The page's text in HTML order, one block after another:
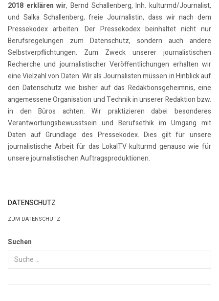
2018 erklären wir, Bernd Schallenberg, Inh. kulturmd/Journalist,
und Salka Schallenberg, freie Journalistin, dass wir nach dem
Pressekodex arbeiten. Der Pressekodex beinhaltet nicht nur
Berufsregelungen zum Datenschutz, sondern auch andere
Selbstverpflichtungen. Zum Zweck unserer journalistischen
Recherche und journalistischer Veröffentlichungen erhalten wir
eine Vielzahl von Daten. Wir als Journalisten müssen in Hinblick auf
den Datenschutz wie bisher auf das Redaktionsgeheimnis, eine
angemessene Organisation und Technik in unserer Redaktion bzw.
in den Büros achten. Wir praktizieren dabei besonderes
Verantwortungsbewusstsein und Berufsethik im Umgang mit
Daten auf Grundlage des Pressekodex. Dies gilt für unsere
journalistische Arbeit für das LokalTV kulturmd genauso wie für
unsere journalistischen Auftragsproduktionen.
DATENSCHUTZ
ZUM DATENSCHUTZ
Suchen